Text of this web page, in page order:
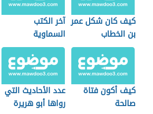
كيف كان شكل عمر
بن الخطاب
آخر الكتب
السماوية
كيف أكون فتاة
صالحة
عدد الأحاديث التي
رواها أبو هريرة